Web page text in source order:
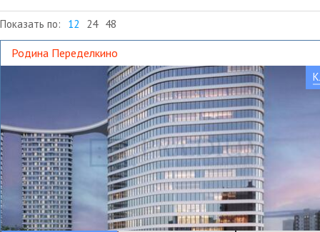
Показать по: 12 24 48
Родина Переделкино